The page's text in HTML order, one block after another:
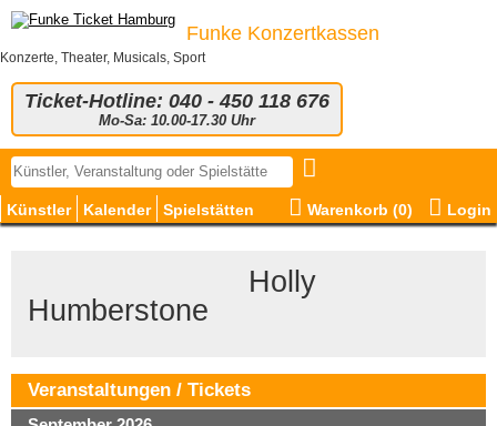
Funke Konzertkassen
Konzerte, Theater, Musicals, Sport
Ticket-Hotline: 040 - 450 118 676
Mo-Sa: 10.00-17.30 Uhr
Künstler Kalender Spielstätten Warenkorb (0) Login
Holly
Humberstone
Veranstaltungen / Tickets